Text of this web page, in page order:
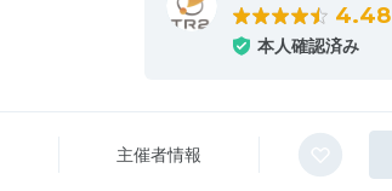
4.48
本人確認済み
主催者情報